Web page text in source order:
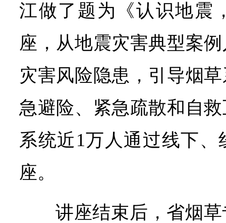
江做了题为《认识地震
座，从地震灾害典型案
灾害风险隐患，引导烟
急避险、紧急疏散和自
系统近1万人通过线下
座。
讲座结束后，省烟